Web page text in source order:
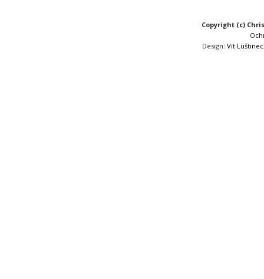
Copyright (c)
Design:Vít Luštinec